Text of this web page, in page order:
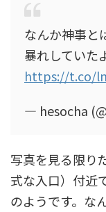
なんか神事と
暴れしていた
https://t.co/
— hesocha
写真を見る限り
式な入口）付近
のようです。な